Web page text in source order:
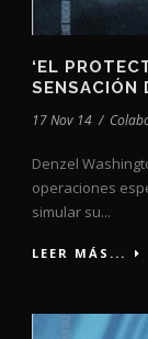
‘EL
SENSACIÓN
17 Nov 14 /
Denzel
operaciones
simular su...
LEER MÁS...